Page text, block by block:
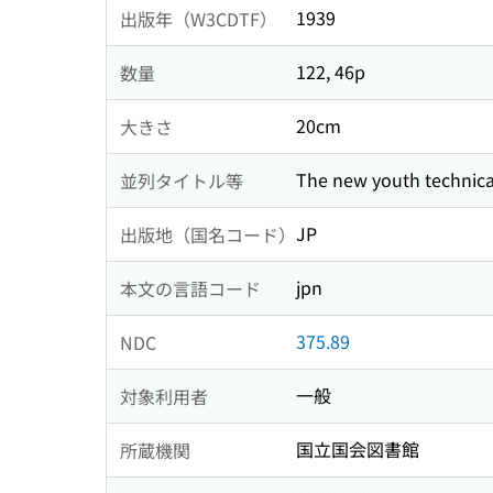
出版年（W3CDTF） 1939
数量 122, 46p
大きさ 20cm
並列タイトル等 The new youth
出版地（国名コード） JP
本文の言語コード jpn
NDC 375.89
対象利用者 一般
所蔵機関 国立国会図書館